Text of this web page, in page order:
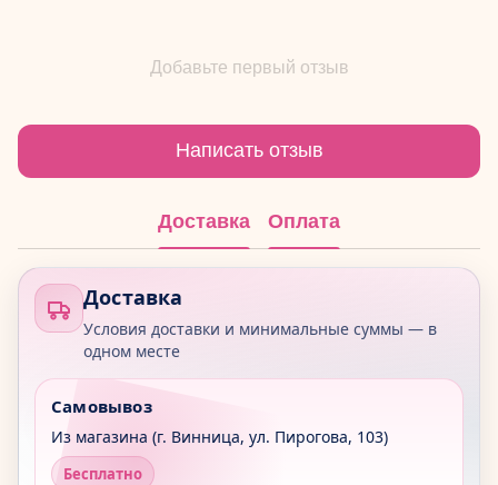
Добавьте первый отзыв
Написать отзыв
Доставка Оплата
Доставка
Условия доставки и минимальные суммы — в
одном месте
Самовывоз
Из магазина (г. Винница, ул. Пирогова, 103)
Бесплатно